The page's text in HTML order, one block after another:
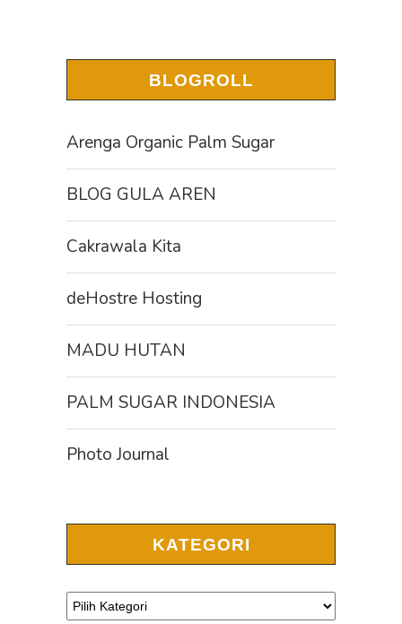
BLOGROLL
Arenga Organic Palm Sugar
BLOG GULA AREN
Cakrawala Kita
deHostre Hosting
MADU HUTAN
PALM SUGAR INDONESIA
Photo Journal
KATEGORI